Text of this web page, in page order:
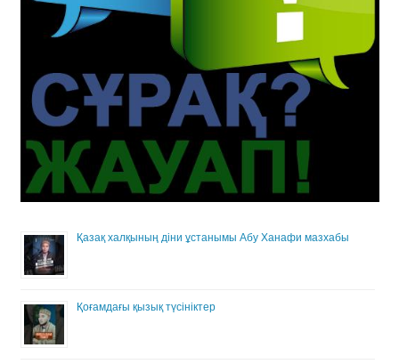
Қазақ халқының діни ұстанымы Абу Ханафи мазхабы
Қоғамдағы қызық түсініктер